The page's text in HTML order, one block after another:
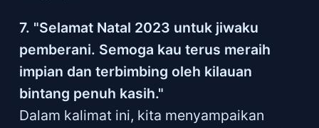
7. "Selamat Natal 2023 untuk jiwaku
pemberani. Semoga kau terus meraih
impian dan terbimbing oleh kilauan
bintang penuh kasih."
Dalam kalimat ini, kita menyampaikan